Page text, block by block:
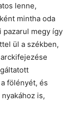
lenne,
mintha oda
pazarul megy így
ül a székben,
fölényét, és
is,